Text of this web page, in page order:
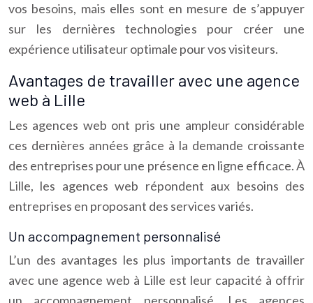
vos besoins, mais elles sont en mesure de s’appuyer
sur les dernières technologies pour créer une
expérience utilisateur optimale pour vos visiteurs.
Avantages de travailler avec une agence
web à Lille
Les agences web ont pris une ampleur considérable
ces dernières années grâce à la demande croissante
des entreprises pour une présence en ligne efficace. À
Lille, les agences web répondent aux besoins des
entreprises en proposant des services variés.
Un accompagnement personnalisé
L’un des avantages les plus importants de travailler
avec une agence web à Lille est leur capacité à offrir